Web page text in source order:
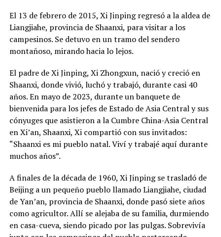
El 13 de febrero de 2015, Xi Jinping regresó a la aldea de
Liangjiahe, provincia de Shaanxi, para visitar a los
campesinos. Se detuvo en un tramo del sendero
montañoso, mirando hacia lo lejos.
El padre de Xi Jinping, Xi Zhongxun, nació y creció en
Shaanxi, donde vivió, luchó y trabajó, durante casi 40
años. En mayo de 2023, durante un banquete de
bienvenida para los jefes de Estado de Asia Central y sus
cónyuges que asistieron a la Cumbre China-Asia Central
en Xi’an, Shaanxi, Xi compartió con sus invitados:
“Shaanxi es mi pueblo natal. Viví y trabajé aquí durante
muchos años”.
A finales de la década de 1960, Xi Jinping se trasladó de
Beijing a un pequeño pueblo llamado Liangjiahe, ciudad
de Yan’an, provincia de Shaanxi, donde pasó siete años
como agricultor. Allí se alejaba de su familia, durmiendo
en casa-cueva, siendo picado por las pulgas. Sobrevivía